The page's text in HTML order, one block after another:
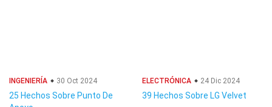
INGENIERÍA 30 Oct 2024
25 Hechos Sobre Punto De
ELECTRÓNICA 24 Dic 2024
39 Hechos Sobre LG Velvet